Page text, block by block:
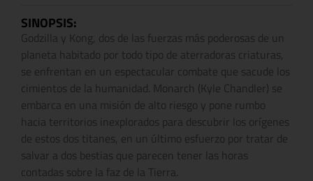
SINOPSIS:
Godzilla y Kong, dos de las fuerzas más poderosas de un
planeta habitado por todo tipo de aterradoras criaturas,
se enfrentan en un espectacular combate que sacude los
cimientos de la humanidad. Monarch (Kyle Chandler) se
embarca en una misión de alto riesgo y pone rumbo
hacia territorios inexplorados para descubrir los orígenes
de estos dos titanes, en un último esfuerzo por tratar de
salvar a dos bestias que parecen tener las horas
contadas sobre la faz de la Tierra.